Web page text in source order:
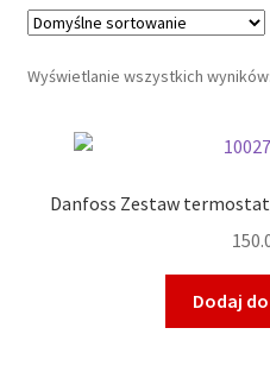
Wyświetlanie wszystkich
Danfoss Zestaw
Dodaj